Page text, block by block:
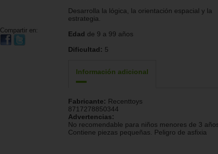
Compartir en:
Desarrolla la lógica, la orientación espacial y la
estrategia.
Edad de 9 a 99 años
Dificultad: 5
Información adicional
Fabricante: Recenttoys
8717278850344
Advertencias:
No recomendable para niños menores de 3
Contiene piezas pequeñas. Peligro de asfixia